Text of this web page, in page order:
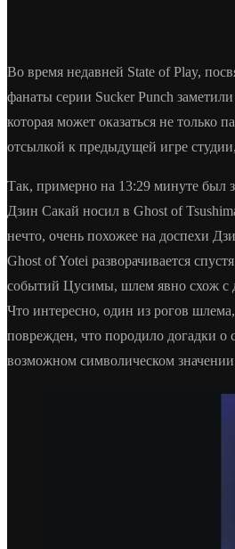
Во время недавней State of Play,
фанаты серии Sucker Punch
которая может оказаться не только
отсылкой к предыдущей игре
Так, примерно на 13:29 минуте был
Дзин Сакай носил в Ghost of
нечто, очень похожее на доспехи
Ghost of Yotei разворачивается
событий Цусимы, шлем явно схож с
Что интересно, один из рогов
поврежден, что породило догадки о
возможном символическом значении